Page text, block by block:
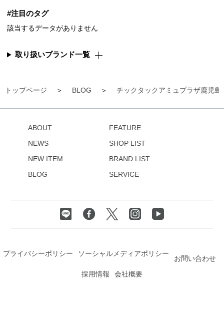
トップページ BLOG チックタックアミュプラザ鹿児島
#注目のタグ
該当するデータがありません
取り扱いブランド一覧
ABOUT
NEWS
NEW ITEM
BLOG
FEATURE
SHOP LIST
BRAND LIST
SERVICE
プライバシーポリシー ソーシャルメディアポリシー
お問い合わせ
採用情報
会社概要